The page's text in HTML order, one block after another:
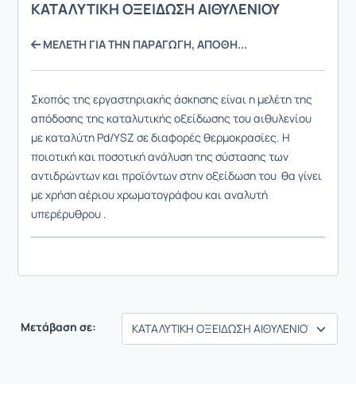
ΚΑΤΑΛΥΤΙΚΗ ΟΞΕΙΔΩΣΗ ΑΙΘΥΛΕΝΙΟΥ
ΜΕΛΕΤΗ ΓΙΑ ΤΗΝ ΠΑΡΑΓΩΓΗ, ΑΠΟΘΗ...
Σκοπός της εργαστηριακής άσκησης είναι η μελέτη της
απόδοσης της καταλυτικής οξείδωσης του αιθυλενίου
με καταλύτη Pd/YSZ σε διαφορές θερμοκρασίες. Η
ποιοτική και ποσοτική ανάλυση της σύστασης των
αντιδρώντων καιπροϊόντωνστην οξείδωση του θα γίνει
με χρήση αέριου χρωματογράφου και αναλυτή
υπερέρυθρου .
Μετάβαση σε: